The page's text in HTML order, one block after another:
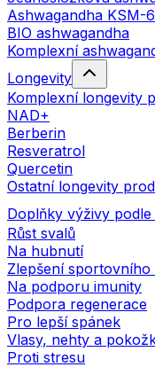
Ashwagandha KSM-
BIO ashwagandha
Komplexní
Longevity
Komplexní longevity
NAD+
Berberin
Resveratrol
Quercetin
Ostatní longevity
Doplňky výživy podle
Růst svalů
Na hubnutí
Zlepšení
Na podporu imunity
Podpora regenerace
Pro lepší spánek
Vlasy, nehty a
Proti stresu